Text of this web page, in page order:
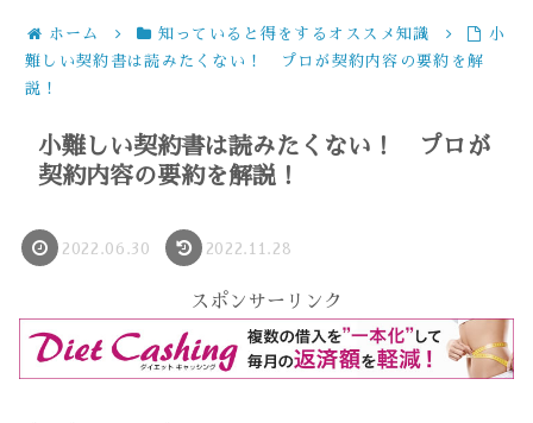
ホーム 知っていると得をするオススメ知識
小
難しい契約書は読みたくない！ プロが契約内容の要約を解
説！
小難しい契約書は読みたくない！ プロが
契約内容の要約を解説！
2022.06.30 2022.11.28
スポンサーリンク